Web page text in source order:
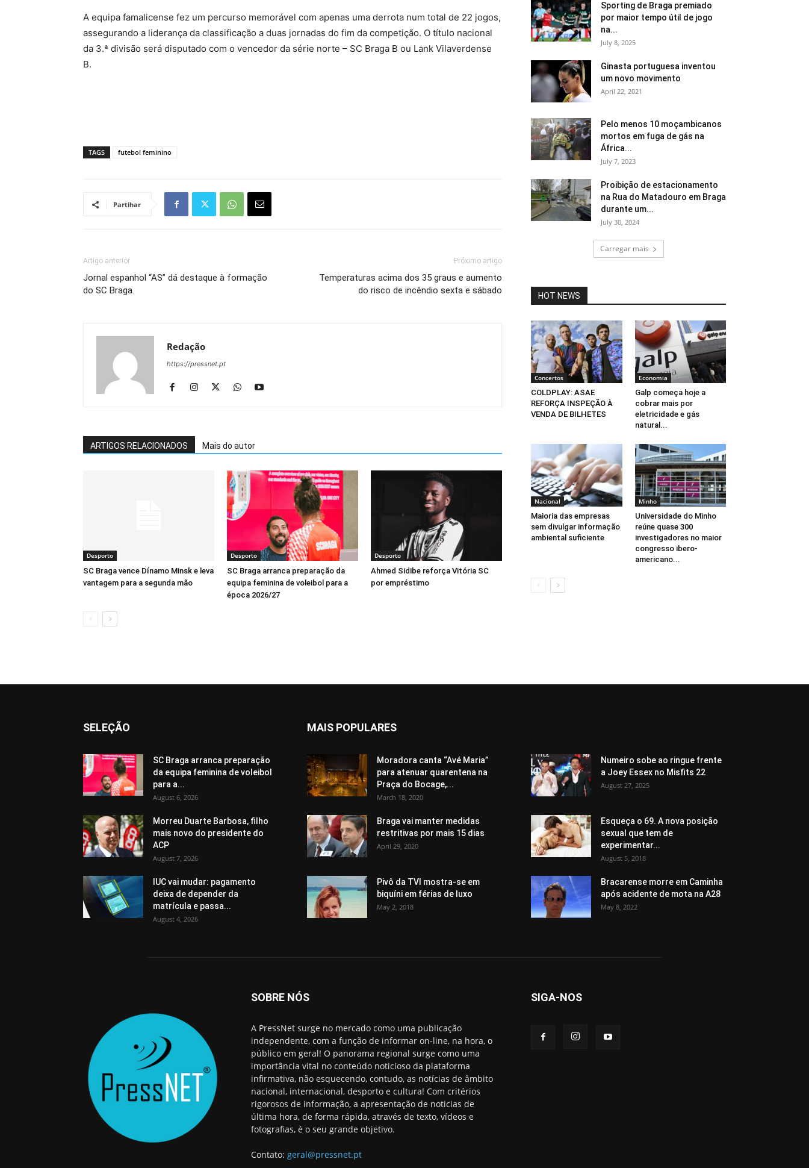
A equipa famalicense fez um percurso memorável com apenas uma derrota num total de 22 jogos,
assegurando a liderança da classificação a duas jornadas do fim da competição. O título nacional
da 3.ª divisão será disputado com o vencedor da série norte – SC Braga B ou Lank Vilaverdense
B.
TAGS futebol feminino
Partihar
Artigo anterior
Jornal espanhol “AS” dá destaque à formação
do SC Braga.
Próximo artigo
Temperaturas acima dos 35 graus e aumento
do risco de incêndio sexta e sábado
Redação
https://pressnet.pt
ARTIGOS RELACIONADOS Mais do autor
Desporto
SC Braga vence Dínamo Minsk e leva
vantagem para a segunda mão
Desporto
SC Braga arranca preparação da
equipa feminina de voleibol para a
época 2026/27
Desporto
Ahmed Sidibe reforça Vitória SC
por empréstimo
Sporting de Braga premiado
por maior tempo útil de jogo
na...
July 8, 2025
Ginasta portuguesa inventou
um novo movimento
April 22, 2021
Pelo menos 10 moçambicanos
mortos em fuga de gás na
África...
July 7, 2023
Proibição de estacionamento
na Rua do Matadouro em Braga
durante um...
July 30, 2024
Carregar mais
HOT NEWS
Concertos
COLDPLAY: ASAE
REFORÇA INSPEÇÃO À
VENDA DE BILHETES
Economia
Galp começa hoje a
cobrar mais por
eletricidade e gás
natural...
Nacional
Maioria das empresas
sem divulgar informação
ambiental suficiente
Minho
Universidade do Minho
reúne quase 300
investigadores no maior
congresso ibero-
americano...
SELEÇÃO
SC Braga arranca preparação
da equipa feminina de voleibol
para a...
August 6, 2026
Morreu Duarte Barbosa, filho
mais novo do presidente do
ACP
August 7, 2026
IUC vai mudar: pagamento
deixa de depender da
matrícula e passa...
August 4, 2026
MAIS POPULARES
Moradora canta “Avé Maria”
para atenuar quarentena na
Praça do Bocage,...
March 18, 2020
Numeiro sobe ao ringue frente
a Joey Essex no Misfits 22
August 27, 2025
Braga vai manter medidas
restritivas por mais 15 dias
April 29, 2020
Esqueça o 69. A nova posição
sexual que tem de
experimentar...
August 5, 2018
Pivô da TVI mostra-se em
biquíni em férias de luxo
May 2, 2018
Bracarense morre em Caminha
após acidente de mota na A28
May 8, 2022
SOBRE NÓS
A PressNet surge no mercado como uma publicação
independente, com a função de informar on-line, na hora, o
público em geral! O panorama regional surge como uma
importância vital no conteúdo noticioso da plataforma
infirmativa, não esquecendo, contudo, as notícias de âmbito
nacional, internacional, desporto e cultura! Com critérios
rigorosos de informação, a apresentação de noticias de
última hora, de forma rápida, através de texto, vídeos e
fotografias, é o seu grande objetivo.
Contato: geral@pressnet.pt
SIGA-NOS